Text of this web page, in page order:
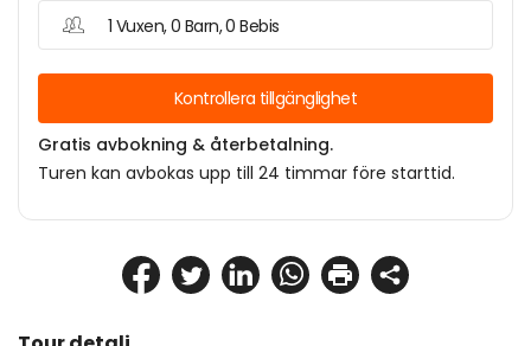
1 Vuxen, 0 Barn, 0 Bebis
Kontrollera tillgänglighet
Gratis avbokning & återbetalning.
Turen kan avbokas upp till 24 timmar före starttid.